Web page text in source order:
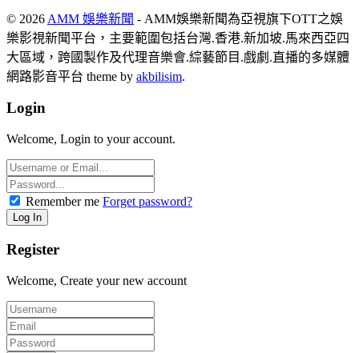
© 2026 AMM 娛樂新聞 - AMM娛樂新聞為亞視旗下OTT之娛
樂影視新聞平台，主要範圍包括台灣.香港.新加坡.馬來西亞四
大區域，跨國製作及代理音樂會.綜藝節目.戲劇.直播的多媒體
網路影音平台 theme by akbilisim.
Login
Welcome, Login to your account.
Remember me Forget password?
Register
Welcome, Create your new account